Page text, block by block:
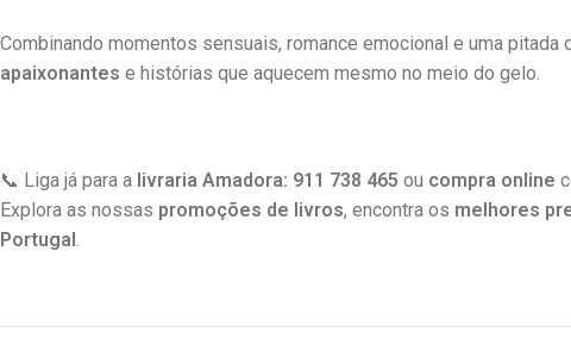
Combinando momentos sensuais, romance emocional e uma pitada
apaixonantes e histórias que aquecem mesmo no meio do gelo.
📞 Liga já para a livraria Amadora: 911 738 465 ou compra online
Explora as nossas promoções de livros, encontra os melhores
Portugal.